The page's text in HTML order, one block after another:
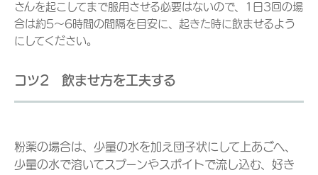
さんを起こしてまで服用させる必要はないので、1日3回の場
合は約5～6時間の間隔を目安に、起きた時に飲ませるよう
にしてください。
コツ2 飲ませ方を工夫する
粉薬の場合は、少量の水を加え団子状にして上あごへ、
少量の水で溶いてスプーンやスポイトで流し込む、好き